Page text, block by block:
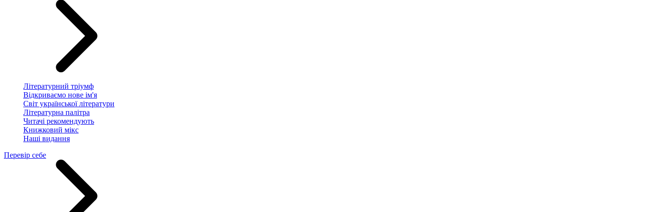
Літературний тріумф
Відкриваємо нове ім'я
Світ української літератури
Літературна палітра
Читачі рекомендують
Книжковий мікс
Наші видання
Перевір себе